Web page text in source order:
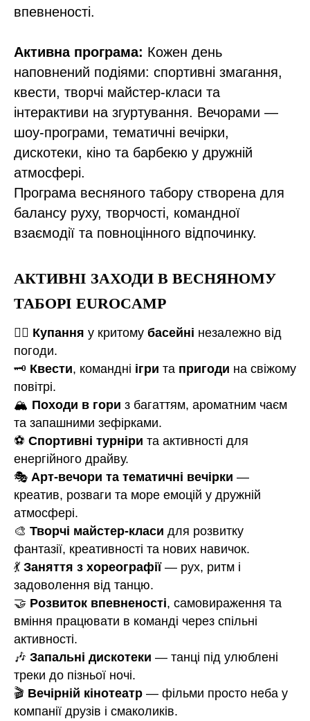
впевненості.
Активна програма: Кожен день
наповнений подіями: спортивні змагання,
квести, творчі майстер-класи та
інтерактиви на згуртування. Вечорами —
шоу-програми, тематичні вечірки,
дискотеки, кіно та барбекю у дружній
атмосфері.
Програма весняного табору створена для
балансу руху, творчості, командної
взаємодії та повноцінного відпочинку.
АКТИВНІ ЗАХОДИ В ВЕСНЯНОМУ
ТАБОРІ EUROCAMP
🏊‍♂️ Купання у критому басейні незалежно від
погоди.
🗝️ Квести, командні ігри та пригоди на свіжому
повітрі.
🏔️ Походи в гори з багаттям, ароматним чаєм
та запашними зефірками.
⚽ Спортивні турніри та активності для
енергійного драйву.
🎭 Арт-вечори та тематичні вечірки —
креатив, розваги та море емоцій у дружній
атмосфері.
🎨 Творчі майстер-класи для розвитку
фантазії, креативності та нових навичок.
💃 Заняття з хореографії — рух, ритм і
задоволення від танцю.
🤝 Розвиток впевненості, самовираження та
вміння працювати в команді через спільні
активності.
🎶 Запальні дискотеки — танці під улюблені
треки до пізньої ночі.
🎬 Вечірній кінотеатр — фільми просто неба у
компанії друзів і смаколиків.